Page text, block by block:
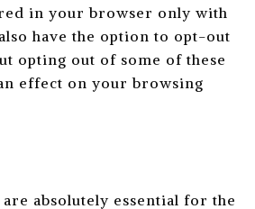
in your browser only with
have the option to opt-out
opting out of some of these
effect on your browsing
absolutely essential for the